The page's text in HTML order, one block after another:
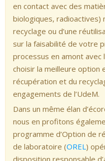
en contact avec des
biologiques, radioactives)
recyclage ou d’une
sur la faisabilité de votre
processus en amont avec
choisir la meilleure option
récupération et du
engagements de l’UdeM.
Dans un même élan
nous en profitons
programme d’Option de
de laboratoire (OREL)
disposition responsable